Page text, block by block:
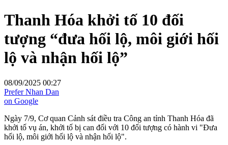
Thanh Hóa khởi tố 10 đối
tượng “đưa hối lộ, môi giới hối
lộ và nhận hối lộ”
08/09/2025 00:27
Prefer Nhan Dan
on Google
Ngày 7/9, Cơ quan Cảnh sát điều tra Công an tỉnh Thanh Hóa đã
khởi tố vụ án, khởi tố bị can đối với 10 đối tượng có hành vi "Đưa
hối lộ, môi giới hối lộ và nhận hối lộ".